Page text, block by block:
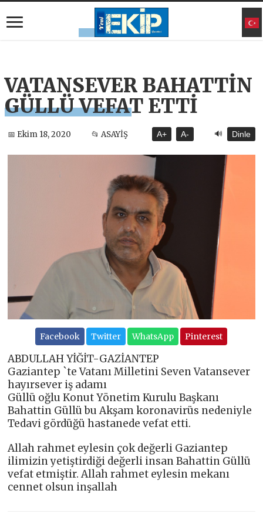
VATANSEVER BAHATTİN
GÜLLÜ VEFAT ETTİ
📅 Ekim 18, 2020 📂 ASAYİŞ A+ A- 🔊 Dinle
Facebook Twitter WhatsApp Pinterest
ABDULLAH YİĞİT-GAZİANTEP
Gaziantep `te Vatanı Milletini Seven Vatansever
hayırsever iş adamı
Güllü oğlu Konut Yönetim Kurulu Başkanı
Bahattin Güllü bu Akşam koronavirüs nedeniyle
Tedavi gördüğü hastanede vefat etti.
Allah rahmet eylesin çok değerli Gaziantep
ilimizin yetiştirdiği değerli insan Bahattin Güllü
vefat etmiştir. Allah rahmet eylesin mekanı
cennet olsun inşallah